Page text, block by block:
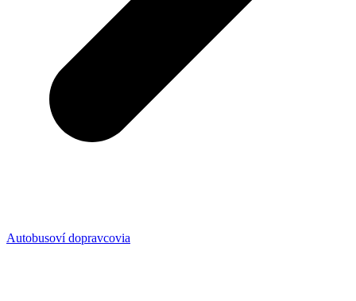
Autobusoví dopravcovia